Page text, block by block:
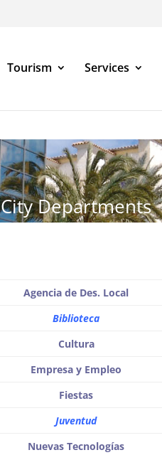
Tourism Services
City Departments
Agencia de Des. Local
Biblioteca
Cultura
Empresa y Empleo
Fiestas
Juventud
Nuevas Tecnologías